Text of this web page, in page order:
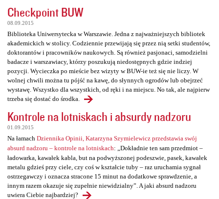
Checkpoint BUW
08.09.2015
Biblioteka Uniwersytecka w Warszawie. Jedna z najważniejszych bibliotek
akademickich w stolicy. Codziennie przewijają się przez nią setki studentów,
doktorantów i pracowników naukowych. Są również pasjonaci, samodzielni
badacze i warszawiacy, którzy poszukują niedostępnych gdzie indziej
pozycji. Wycieczka po mieście bez wizyty w BUW-ie też się nie liczy. W
wolnej chwili można tu pójść na kawę, do słynnych ogrodów lub obejrzeć
wystawę. Wszystko dla wszystkich, od ręki i na miejscu. No tak, ale najpierw
trzeba się dostać do środka.
Kontrole na lotniskach i absurdy nadzoru
01.09.2015
Na łamach Dziennika Opinii, Katarzyna Szymielewicz przedstawia swój
absurd nadzoru – kontrole na lotniskach: „Dokładnie ten sam przedmiot –
ładowarka, kawałek kabla, but na podwyższonej podeszwie, pasek, kawałek
metalu gdzieś przy ciele, czy coś w kształcie tuby – raz uruchamia sygnał
ostrzegawczy i oznacza stracone 15 minut na dodatkowe sprawdzenie, a
innym razem okazuje się zupełnie niewidzialny”. A jaki absurd nadzoru
uwiera Ciebie najbardziej?